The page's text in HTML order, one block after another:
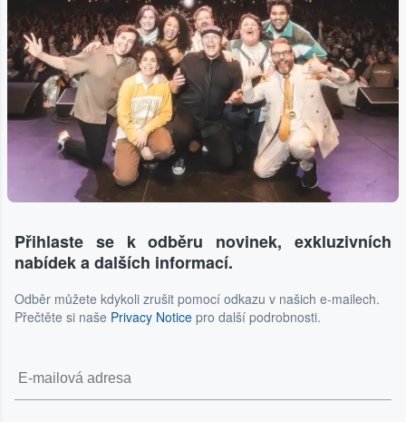
Přihlaste se k odběru novinek, exkluzivních
nabídek a dalších informací.
Odběr můžete kdykoli zrušit pomocí odkazu v našich e-mailech.
Přečtěte si naše Privacy Notice pro další podrobnosti.